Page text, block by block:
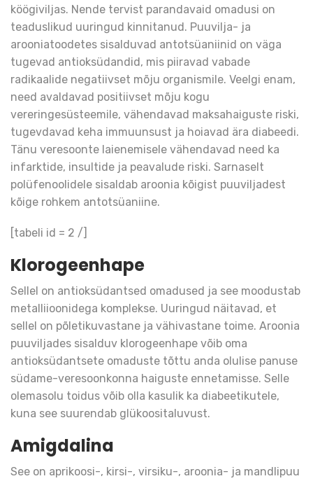
köögiviljas. Nende tervist parandavaid omadusi on
teaduslikud uuringud kinnitanud. Puuvilja- ja
arooniatoodetes sisalduvad antotsüaniinid on väga
tugevad antioksüdandid, mis piiravad vabade
radikaalide negatiivset mõju organismile. Veelgi enam,
need avaldavad positiivset mõju kogu
vereringesüsteemile, vähendavad maksahaiguste riski,
tugevdavad keha immuunsust ja hoiavad ära diabeedi.
Tänu veresoonte laienemisele vähendavad need ka
infarktide, insultide ja peavalude riski. Sarnaselt
polüfenoolidele sisaldab aroonia kõigist puuviljadest
kõige rohkem antotsüaniine.
[tabeli id ​​= 2 /]
Klorogeenhape
Sellel on antioksüdantsed omadused ja see moodustab
metalliioonidega komplekse. Uuringud näitavad, et
sellel on põletikuvastane ja vähivastane toime. Aroonia
puuviljades sisalduv klorogeenhape võib oma
antioksüdantsete omaduste tõttu anda olulise panuse
südame-veresoonkonna haiguste ennetamisse. Selle
olemasolu toidus võib olla kasulik ka diabeetikutele,
kuna see suurendab glükoositaluvust.
Amigdalina
See on aprikoosi-, kirsi-, virsiku-, aroonia- ja mandlipuu